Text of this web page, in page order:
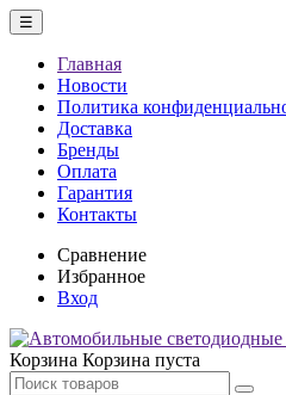
☰
Главная
Новости
Политика
Доставка
Бренды
Оплата
Гарантия
Контакты
Сравнение
Избранное
Вход
Корзина Корзина пуста